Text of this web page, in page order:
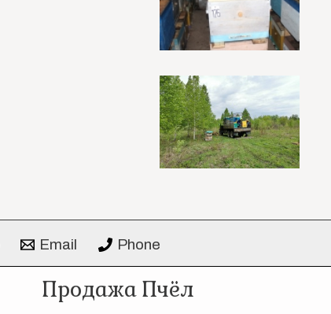
Email Phone
Продажа Пчёл